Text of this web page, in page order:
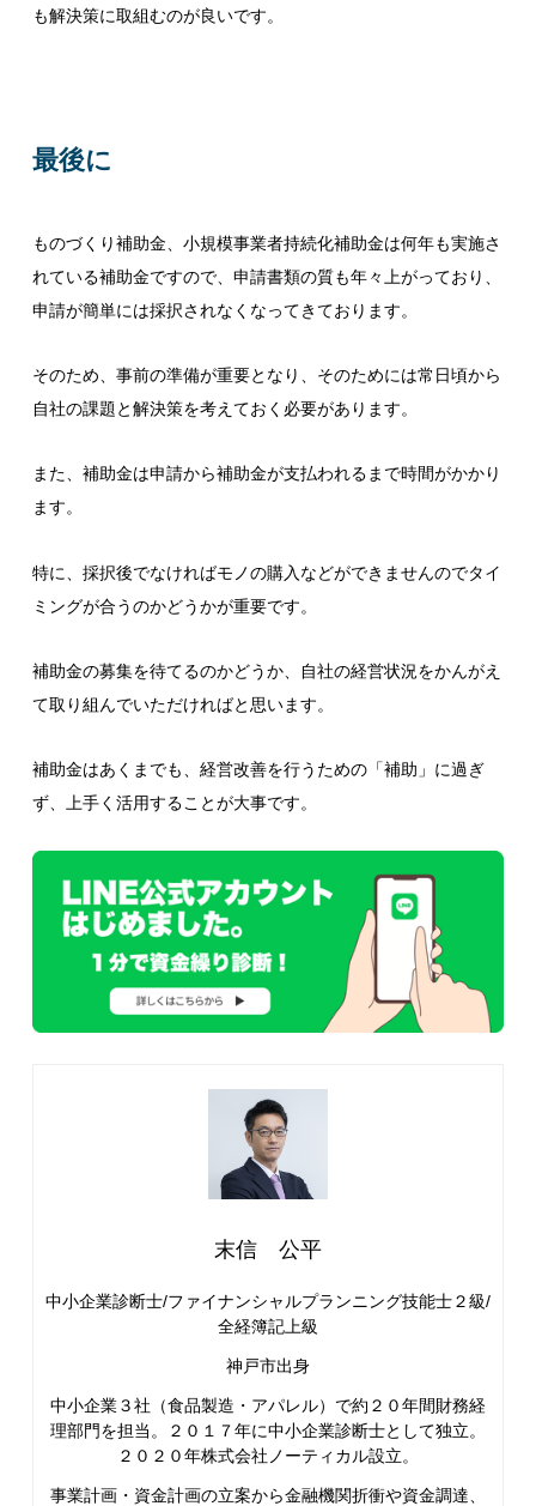
も解決策に取組むのが良いです。
最後に
ものづくり補助金、小規模事業者持続化補助金は何年も実施さ
れている補助金ですので、申請書類の質も年々上がっており、
申請が簡単には採択されなくなってきております。
そのため、事前の準備が重要となり、そのためには常日頃から
自社の課題と解決策を考えておく必要があります。
また、補助金は申請から補助金が支払われるまで時間がかかり
ます。
特に、採択後でなければモノの購入などができませんのでタイ
ミングが合うのかどうかが重要です。
補助金の募集を待てるのかどうか、自社の経営状況をかんがえ
て取り組んでいただければと思います。
補助金はあくまでも、経営改善を行うための「補助」に過ぎ
ず、上手く活用することが大事です。
末信 公平
中小企業診断士/ファイナンシャルプランニング技能士２級/
全経簿記上級
神戸市出身
中小企業３社（食品製造・アパレル）で約２０年間財務経
理部門を担当。２０１７年に中小企業診断士として独立。
２０２０年株式会社ノーティカル設立。
事業計画・資金計画の立案から金融機関折衝や資金調達、